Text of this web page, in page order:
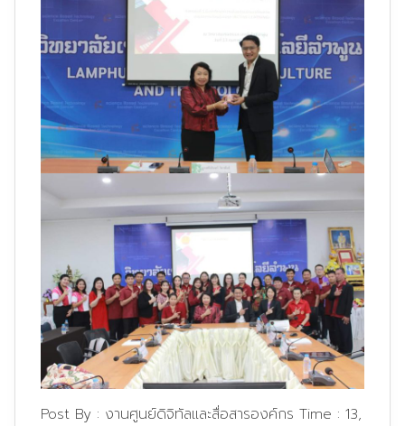
Post By : งานศูนย์ดิจิทัลและสื่อสารองค์กร Time : 13,